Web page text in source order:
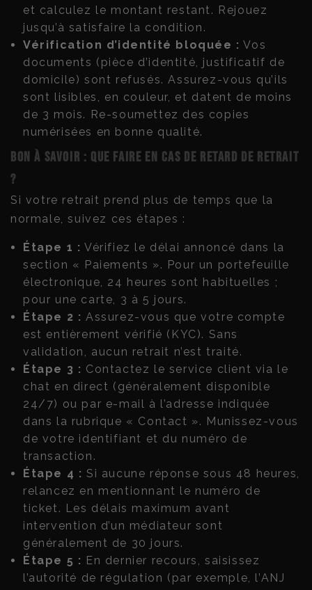
et calculez le montant restant. Rejouez
jusqu’à satisfaire la condition.
Vérification d’identité bloquée : Vos
documents (pièce d’identité, justificatif de
domicile) sont refusés. Assurez-vous qu’ils
sont lisibles, en couleur, et datent de moins
de 3 mois. Re-soumettez des copies
numérisées en bonne qualité.
Bon à savoir : que faire en cas de retard de retrait
?
Si votre retrait prend plus de temps que la
normale, suivez ces étapes :
Étape 1 : Vérifiez le délai annoncé dans la
section « Paiements ». Pour un portefeuille
électronique, 24 heures sont habituelles ;
pour une carte, 3 à 5 jours.
Étape 2 : Assurez-vous que votre compte
est entièrement vérifié (KYC). Sans
validation, aucun retrait n’est traité.
Étape 3 : Contactez le service client via le
chat en direct (généralement disponible
24/7) ou par e-mail à l’adresse indiquée
dans la rubrique « Contact ». Munissez-vous
de votre identifiant et du numéro de
transaction.
Étape 4 : Si aucune réponse sous 48 heures,
relancez en mentionnant le numéro de
ticket. Les délais maximum avant
intervention d’un médiateur sont
généralement de 30 jours.
Étape 5 : En dernier recours, saisissez
l’autorité de régulation (par exemple, l’ANJ